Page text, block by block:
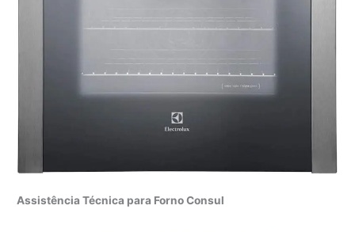
Assistência Técnica para Forno Consul